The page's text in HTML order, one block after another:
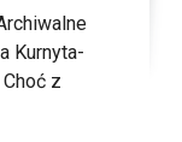
Kurnyta-
z